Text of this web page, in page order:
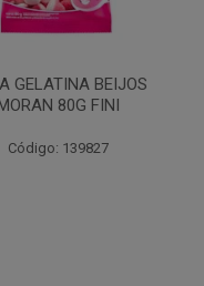
GELATINA BEIJOS
80G FINI
Código: 139827